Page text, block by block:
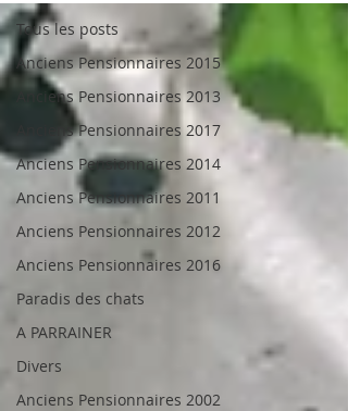
Tous les posts
Anciens Pensionnaires 2015
Anciens Pensionnaires 2013
Anciens Pensionnaires 2017
Anciens Pensionnaires 2014
Anciens Pensionnaires 2011
Anciens Pensionnaires 2012
Anciens Pensionnaires 2016
Paradis des chats
A PARRAINER
Divers
Anciens Pensionnaires 2002